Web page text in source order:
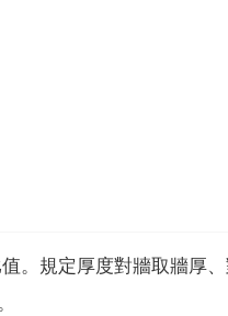
。規定厚度對牆取牆厚